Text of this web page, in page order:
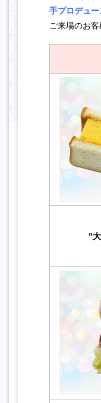
手プロデュ
ご来場のお
"